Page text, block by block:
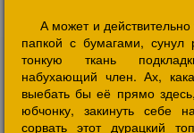
А может и
папкой с бумагами, сунул
тонкую ткань
набухающий член. Ах,
выебать бы её прямо
юбчонку, закинуть себе
сорвать этот дурацкий